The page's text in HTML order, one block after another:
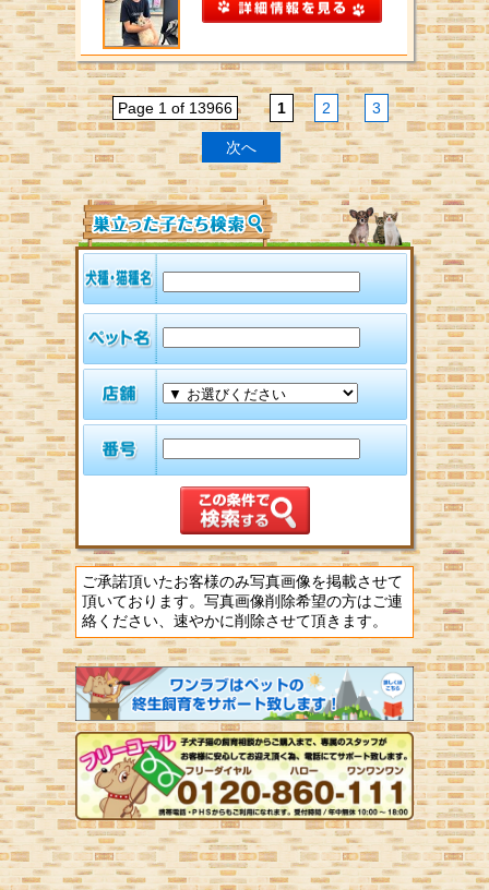
Page 1 of 13966 1 2 3
次へ
ご承諾頂いたお客様のみ写真画像を掲載させて
頂いております。写真画像削除希望の方はご連
絡ください、速やかに削除させて頂きます。